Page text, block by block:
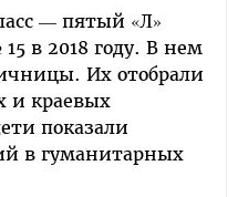
— пятый «Л»
в 2018 году. В нем
Их отобрали
и краевых
показали
в гуманитарных